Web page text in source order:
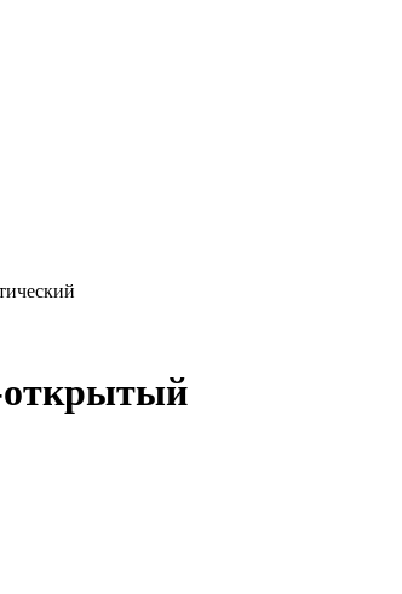
открытый